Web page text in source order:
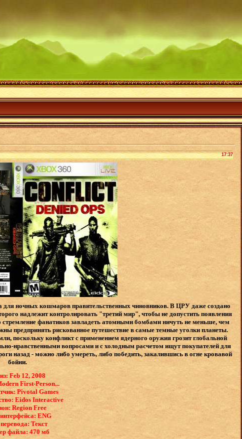
17:37
для ночных кошмаров правительственных чиновников. В ЦРУ даже создано
надлежит контролировать "третий мир", чтобы не допустить появления
фанатиков завладеть атомными бомбами ничуть не меньше, чем
предпринять рискованное путешествие в самые темные уголки планеты.
поскольку конфликт с применением ядерного оружия грозит глобальной
нравственными вопросами и с холодным расчетом ищут покупателей для
назад - можно либо умереть, либо победить, закалившись в огне кровавой
бойни.
Feb 12, 2008
First-Person...
Pivotal Games
Eidos Interactive
Region Free
​ENG
Текст
файла: 470 мб